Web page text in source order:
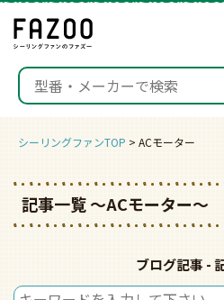
シーリングファンTOP ACモーター
記事一覧 〜ACモーター〜
ブログ記事 -